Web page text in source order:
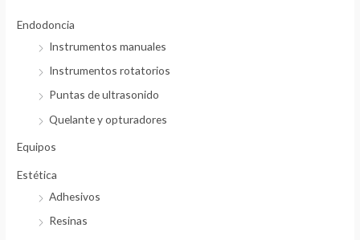
2
h
a
t
Endodoncia
Instrumentos manuales
Instrumentos rotatorios
Puntas de ultrasonido
Quelante y opturadores
Equipos
Estética
Adhesivos
Resinas